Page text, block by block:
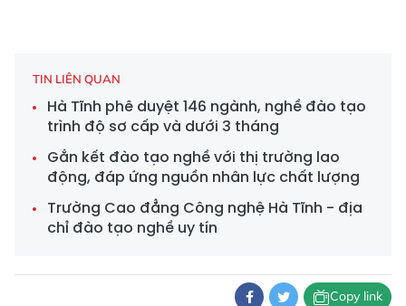
TIN LIÊN QUAN
Hà Tĩnh phê duyệt 146 ngành, nghề đào tạo
trình độ sơ cấp và dưới 3 tháng
Gắn kết đào tạo nghề với thị trường lao
động, đáp ứng nguồn nhân lực chất lượng
Trường Cao đẳng Công nghệ Hà Tĩnh - địa
chỉ đào tạo nghề uy tín
Copy link